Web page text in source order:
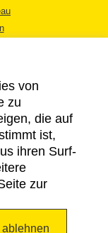
von
zu
die auf
ist,
ihren Surf-
zur